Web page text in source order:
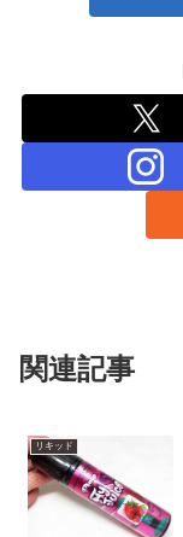
関連記事
リキッド